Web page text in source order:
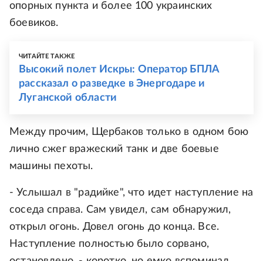
опорных пункта и более 100 украинских
боевиков.
ЧИТАЙТЕ ТАКЖЕ
Высокий полет Искры: Оператор БПЛА
рассказал о разведке в Энергодаре и
Луганской области
Между прочим, Щербаков только в одном бою
лично сжег вражеский танк и две боевые
машины пехоты.
- Услышал в "радийке", что идет наступление на
соседа справа. Сам увидел, сам обнаружил,
открыл огонь. Довел огонь до конца. Все.
Наступление полностью было сорвано,